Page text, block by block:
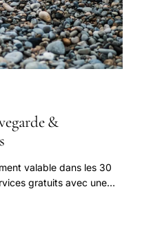
&
valable dans les 30
gratuits avec une